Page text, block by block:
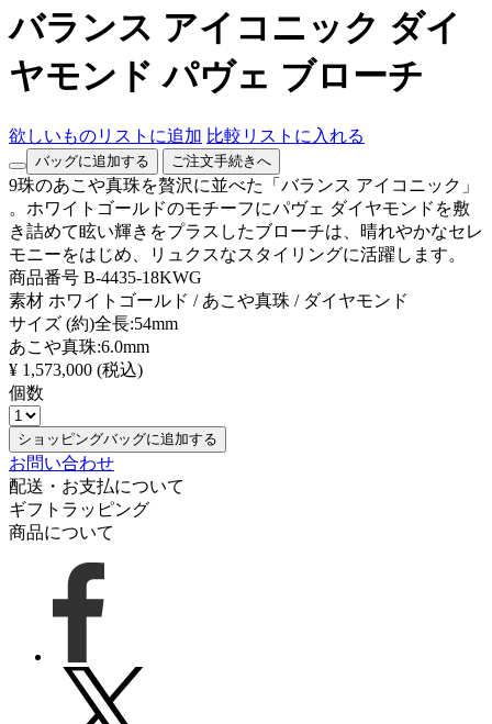
バランス アイコニック ダイ
ヤモンド パヴェ ブローチ
欲しいものリストに追加 比較リストに入れる
バッグに追加する ご注文手続きへ
9珠のあこや真珠を贅沢に並べた「バランス アイコニック」
。ホワイトゴールドのモチーフにパヴェ ダイヤモンドを敷
き詰めて眩い輝きをプラスしたブローチは、晴れやかなセレ
モニーをはじめ、リュクスなスタイリングに活躍します。
商品番号 B-4435-18KWG
素材 ホワイトゴールド / あこや真珠 / ダイヤモンド
サイズ (約)全長:54mm
あこや真珠:6.0mm
¥ 1,573,000 (税込)
個数
ショッピングバッグに追加する
お問い合わせ
配送・お支払について
ギフトラッピング
商品について